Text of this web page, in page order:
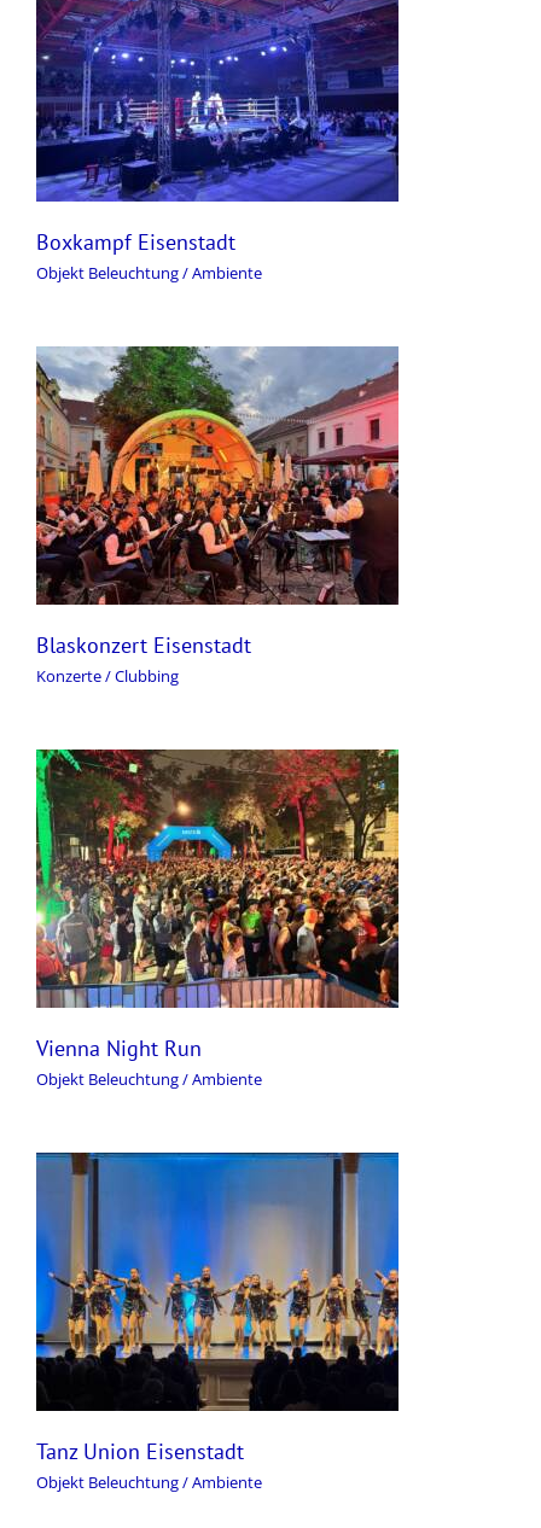
Boxkampf Eisenstadt
Objekt Beleuchtung / Ambiente
Blaskonzert Eisenstadt
Konzerte / Clubbing
Vienna Night Run
Objekt Beleuchtung / Ambiente
Tanz Union Eisenstadt
Objekt Beleuchtung / Ambiente